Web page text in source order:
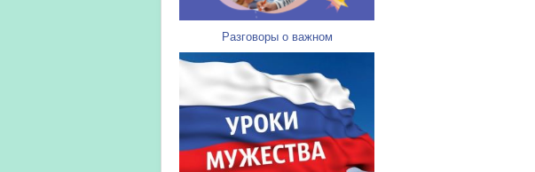
Разговоры о важном